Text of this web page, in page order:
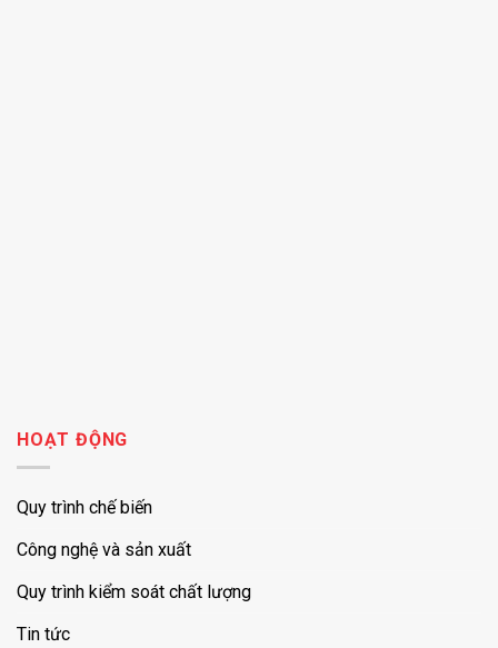
HOẠT ĐỘNG
Quy trình chế biến
Công nghệ và sản xuất
Quy trình kiểm soát chất lượng
Tin tức